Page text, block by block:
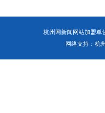
杭州网新闻网站加盟
网络支持：杭